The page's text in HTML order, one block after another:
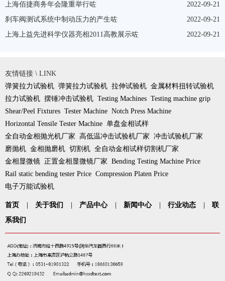
2022-09-21
上海佰捷商务年会隆重举行咗
2022-09-21
刹车阀测试系统中制动压力的产生咗
2022-09-21
上海上益先进科学仪器亮相2011高教展示咗
友情链接 \ LINK
弹簧拉力试验机 弹簧拉力试验机 拉伸试验机 金属材料扭转试验机
拉力试验机 摆锤冲击试验机 Testing Machines Testing machine grip
Shear/Peel Fixtures Tester Machine Notch Press Machine
Horizontal Tensile Tester Machine 单盘金相试样
全自动金相抛光机厂家 高低温冲击试验机厂家 冲击试验机厂家
磨抛机 金相抛磨机 切割机 全自动金相试样切割机厂家
金相显微镜 正置金相显微镜厂家 Bending Testing Machine Price
Rail static bending tester Price Compression Platen Price
电子万能试验机
首页 | 关于我们 | 产品中心 | 新闻中心 | 行业动态 |
联
系我们